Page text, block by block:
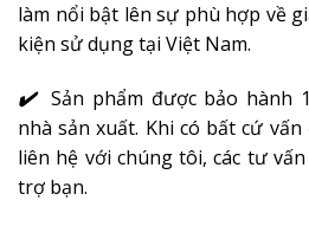
làm nổi bật lên sự phù hợp về
kiện sử dụng tại Việt Nam.
✔️Sản phẩm được bảo hành
nhà sản xuất. Khi có bất cứ
liên hệ với chúng tôi, các tư
trợ bạn.